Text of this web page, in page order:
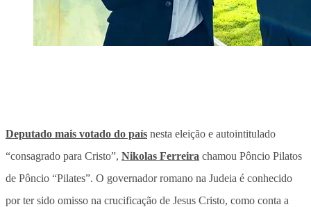
Deputado mais votado do país nesta eleição e autointitulado
“consagrado para Cristo”, Nikolas Ferreira chamou Pôncio Pilatos
de Pôncio “Pilates”. O governador romano na Judeia é conhecido
por ter sido omisso na crucificação de Jesus Cristo, como conta a